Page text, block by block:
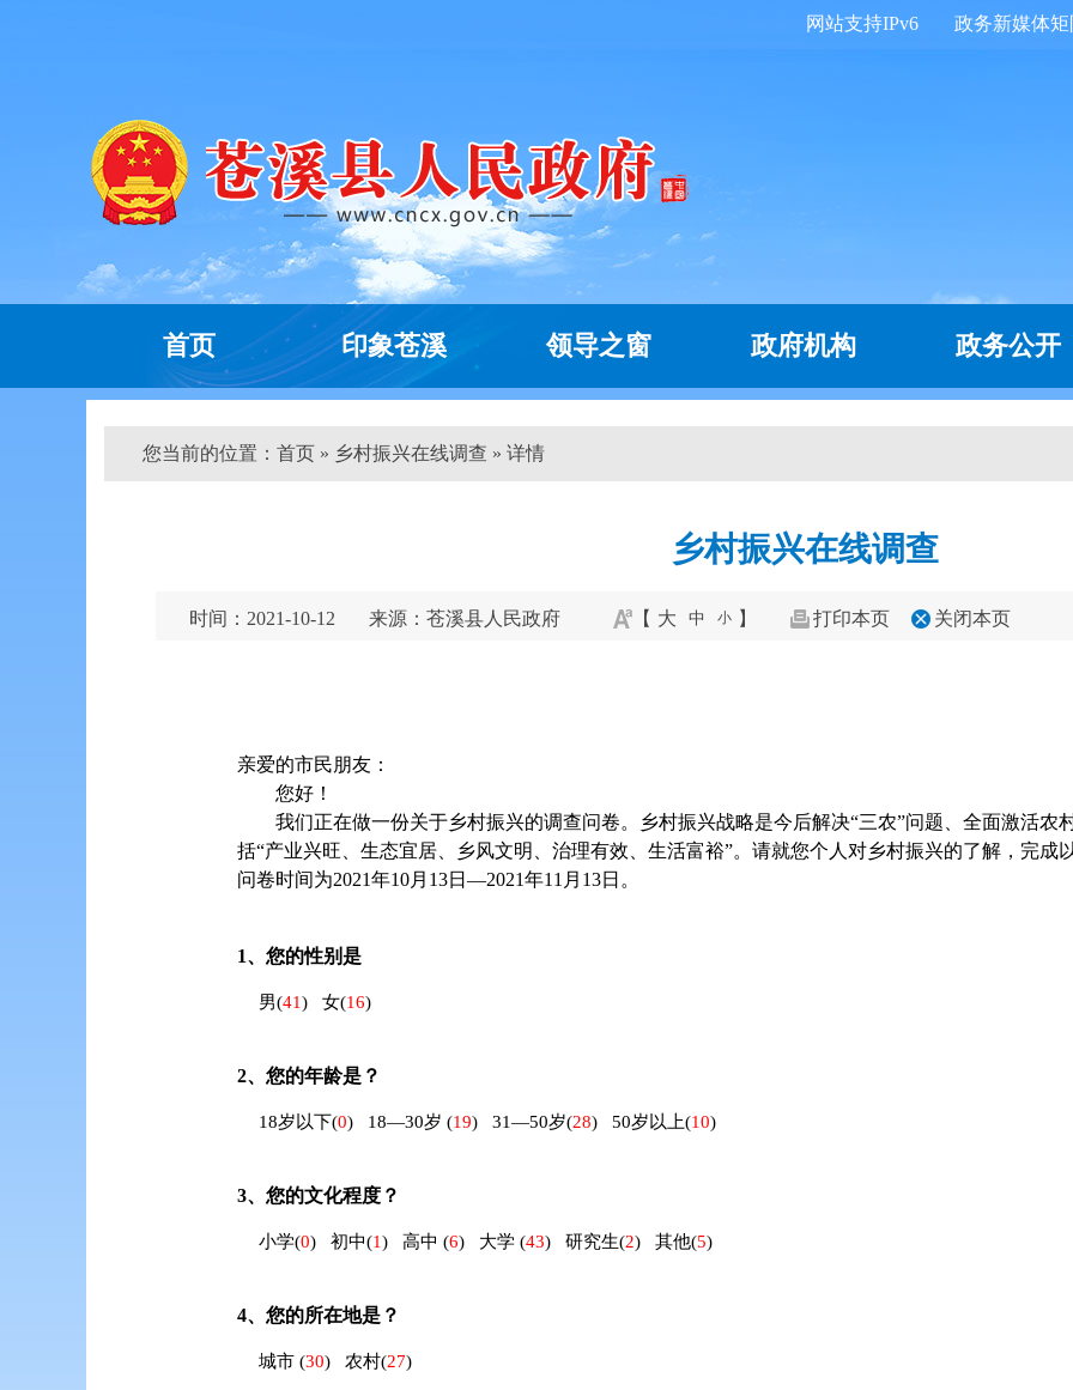
政务新媒体矩
网站支持IPv6
首页 印象苍溪 领导之窗 政府机构 政务公开
您当前的位置： 首页 » 乡村振兴在线调查 » 详情
乡村振兴在线调查
时间：2021-10-12 来源：苍溪县人民政府 【 大 中 小 】 打印本页 关闭本页
亲爱的市民朋友：
您好！
我们正在做一份关于乡村振兴的调查问卷。乡村振兴战略是今后解决“三农”问题、全面激活农
括“产业兴旺、生态宜居、乡风文明、治理有效、生活富裕”。请就您个人对乡村振兴的了解，完成
问卷时间为2021年10月13日—2021年11月13日。
1、 您的性别是
男(41) 女(16)
2、 您的年龄是？
18岁以下(0) 18—30岁 (19) 31—50岁(28) 50岁以上(10)
3、 您的文化程度？
小学(0) 初中(1) 高中 (6) 大学 (43) 研究生(2) 其他(5)
4、 您的所在地是？
城市 (30) 农村(27)